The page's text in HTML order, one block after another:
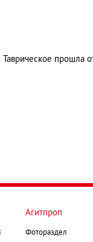
Таврическое прошла
Агитпроп
Фотораздел